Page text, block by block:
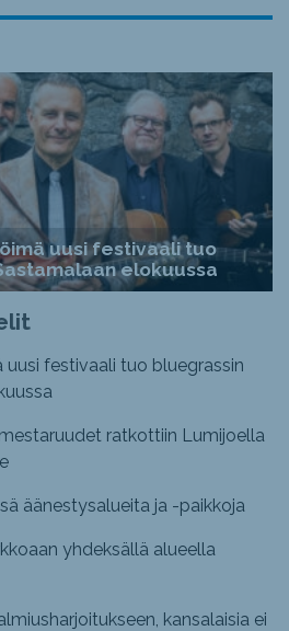
uusi festivaali tuo
elokuussa
uusi festivaali tuo bluegrassin
ratkottiin Lumijoella
äänestysalueita ja -paikkoja
yhdeksällä alueella
kansalaisia ei